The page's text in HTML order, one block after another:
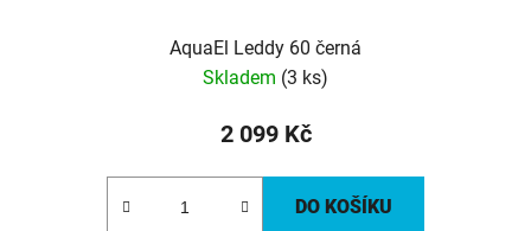
AquaEl Leddy 60 černá
Skladem (3 ks)
2 099 Kč
DO KOŠÍKU